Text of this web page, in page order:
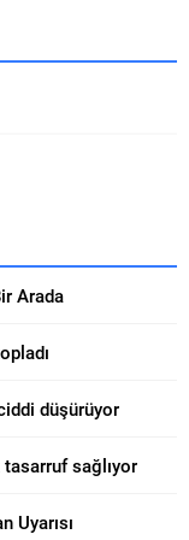
Arada
düşürüyor
sağlıyor
Uyarısı